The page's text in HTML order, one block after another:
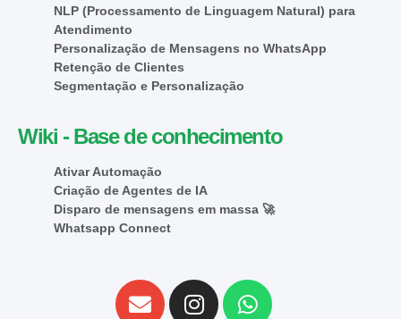
NLP (Processamento de Linguagem Natural) para
Atendimento
Personalização de Mensagens no WhatsApp
Retenção de Clientes
Segmentação e Personalização
Wiki - Base de conhecimento
Ativar Automação
Criação de Agentes de IA
Disparo de mensagens em massa 🚀
Whatsapp Connect